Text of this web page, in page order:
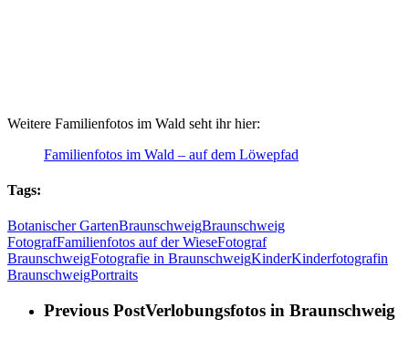
Weitere Familienfotos im Wald seht ihr hier:
Familienfotos im Wald – auf dem Löwepfad
Tags:
Botanischer GartenBraunschweigBraunschweig
FotografFamilienfotos auf der WieseFotograf
BraunschweigFotografie in BraunschweigKinderKinderfotografin
BraunschweigPortraits
Previous PostVerlobungsfotos in Braunschweig